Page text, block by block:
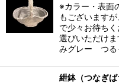
※カラー・表面
もございます
で少々お待ち
選びいただけ
みグレー つる
紲鉢（つなぎ